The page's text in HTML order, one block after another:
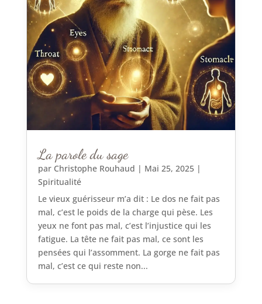
La parole du sage
par Christophe Rouhaud | Mai 25, 2025|
Spiritualité
Le vieux guérisseur m’a dit : Le dos ne fait pas
mal, c’est le poids de la charge qui pèse. Les
yeux ne font pas mal, c’est l’injustice qui les
fatigue. La tête ne fait pas mal, ce sont les
pensées qui l’assomment. La gorge ne fait pas
mal, c’est ce qui reste non...